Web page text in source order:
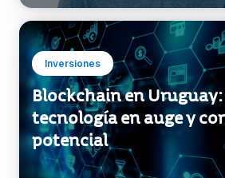
Inversiones
Blockchain en
tecnología en auge y
potencial